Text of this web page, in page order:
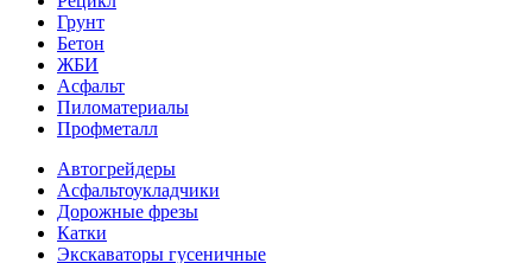
Грунт
Бетон
ЖБИ
Асфальт
Пиломатериалы
Профметалл
Автогрейдеры
Асфальто­укладчики
Дорожные фрезы
Катки
Экскаваторы гусеничные